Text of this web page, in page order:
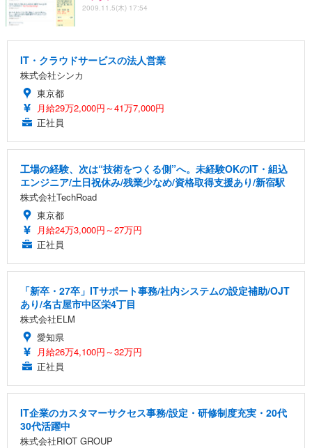
ANDWINT オフィスチェア デスクチェア 肘なし メ
ト 幅52×奥行58.5×高さ84～96cm テレワーク 在宅
勤務 ブラック
￥4,139
【MiniLED/24.5inch/280Hz/FHD】GRAPHT THE S
像低減 (3年保証 | 輝点保証 | 日本メーカー)
￥34,980
アイリスオーヤマ ペットシーツ 超厚型 お徳用 レギ
2009.11.5(木) 17:54
IT・クラウドサービスの法人営業
株式会社シンカ
東京都
月給29万2,000円～41万7,000円
正社員
工場の経験、次は“技術をつくる側”へ。未経験OKのIT・組込
エンジニア/土日祝休み/残業少なめ/資格取得支援あり/新宿駅
株式会社TechRoad
東京都
月給24万3,000円～27万円
正社員
「新卒・27卒」ITサポート事務/社内システムの設定補助/OJT
あり/名古屋市中区栄4丁目
株式会社ELM
愛知県
月給26万4,100円～32万円
正社員
IT企業のカスタマーサクセス事務/設定・研修制度充実・20代
30代活躍中
株式会社RIOT GROUP